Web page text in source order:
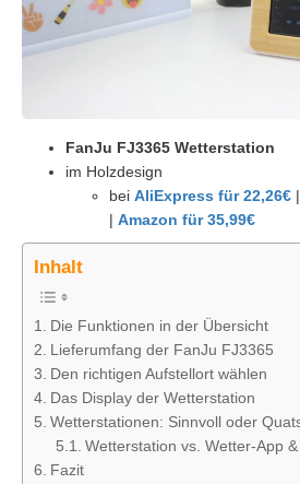
FanJu FJ3365 Wetterstation
im Holzdesign
bei AliExpress für 22,26€ |
| Amazon für 35,99€
Inhalt
Die Funktionen in der Übersicht
Lieferumfang der FanJu FJ3365
Den richtigen Aufstellort wählen
Das Display der Wetterstation
Wetterstationen: Sinnvoll oder
Wetterstation vs. Wetter-App
Fazit